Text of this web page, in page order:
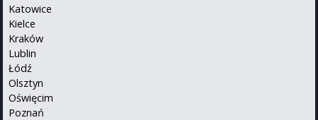
Katowice
Kielce
Kraków
Lublin
Łódź
Olsztyn
Oświęcim
Poznań